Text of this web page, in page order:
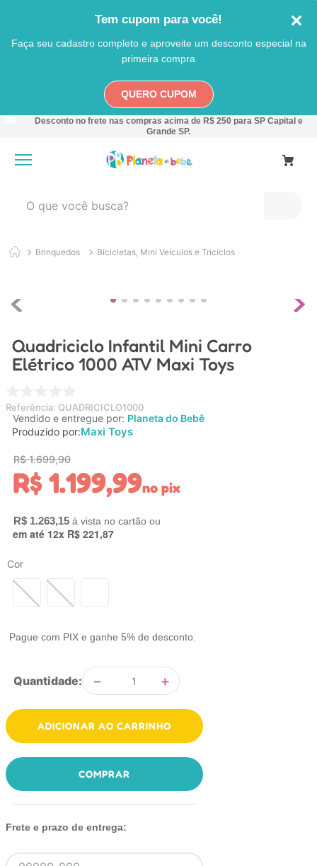
Tem cupom para você!
Faça seu cadastro completo e aproveite um desconto especial na
primeira compra
QUERO CUPOM
Desconto no frete nas compras acima de R$ 250 para SP Capital e
Grande SP.
Brinquedos Bicicletas, Mini Veículos e Triciclos
Quadriciclo Infantil Mini Carro
Elétrico 1000 ATV Maxi Toys
Referência: QUADRICICLO1000
Vendido e entregue por: Planeta do Bebê
Produzido por:Maxi Toys
R$ 1.699,90
R$ 1.199,99no pix
R$ 1.263,15
em até 12x R$ 221,87
Cor
Pague com PIX e ganhe 5% de desconto.
Quantidade ＋
－
ADICIONAR AO CARRINHO
COMPRAR
Frete e prazo de entrega:
1 º
carro
5º
chupeta
7º
mamadeira
8º
carrinho
9
carrinho bebe
10º brinquedo